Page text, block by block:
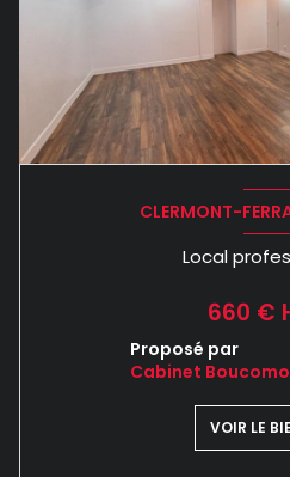
CLERMONT-
Local
660 €
Proposé par
Cabinet
VOIR LE